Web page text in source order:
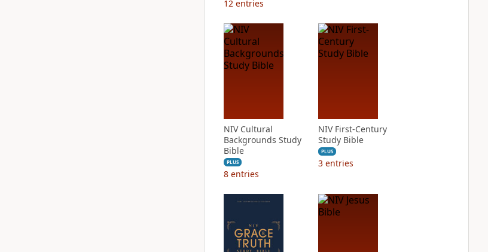
12 entries
NIV Cultural
Backgrounds Study
Bible
PLUS
8 entries
NIV First-Century
Study Bible
PLUS
3 entries